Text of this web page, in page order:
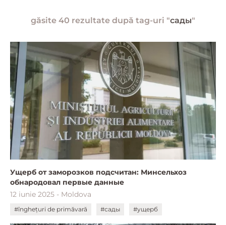
găsite 40 rezultate după tag-uri "сады"
Ущерб от заморозков подсчитан: Минсельхоз
обнародовал первые данные
12 iunie 2025 - Moldova
#înghețuri de primăvară #сады #ущерб